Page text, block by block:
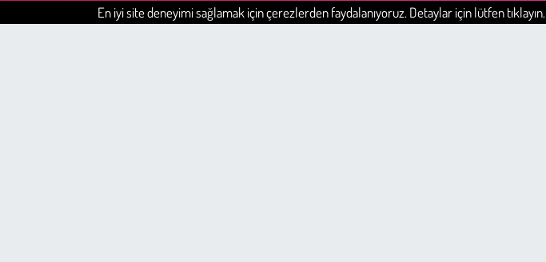
En iyi site deneyimi sağlamak için çerezlerden faydalanıyoruz. Detaylar için lütfen tıklayın.